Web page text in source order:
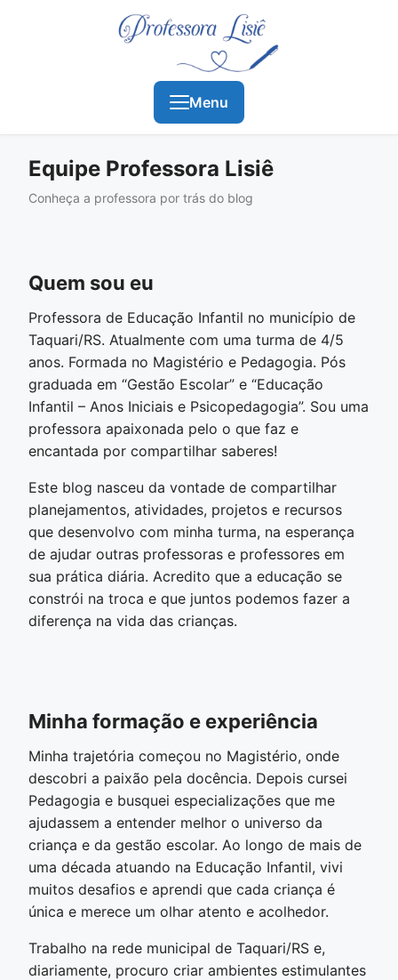
Menu
Equipe Professora Lisiê
Conheça a professora por trás do blog
Quem sou eu
Professora de Educação Infantil no município de
Taquari/RS. Atualmente com uma turma de 4/5
anos. Formada no Magistério e Pedagogia. Pós
graduada em “Gestão Escolar” e “Educação
Infantil – Anos Iniciais e Psicopedagogia”. Sou uma
professora apaixonada pelo o que faz e
encantada por compartilhar saberes!
Este blog nasceu da vontade de compartilhar
planejamentos, atividades, projetos e recursos
que desenvolvo com minha turma, na esperança
de ajudar outras professoras e professores em
sua prática diária. Acredito que a educação se
constrói na troca e que juntos podemos fazer a
diferença na vida das crianças.
Minha formação e experiência
Minha trajetória começou no Magistério, onde
descobri a paixão pela docência. Depois cursei
Pedagogia e busquei especializações que me
ajudassem a entender melhor o universo da
criança e da gestão escolar. Ao longo de mais de
uma década atuando na Educação Infantil, vivi
muitos desafios e aprendi que cada criança é
única e merece um olhar atento e acolhedor.
Trabalho na rede municipal de Taquari/RS e,
diariamente, procuro criar ambientes estimulantes